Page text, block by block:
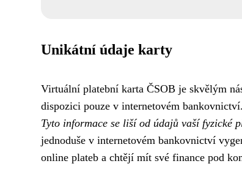
Unikátní údaje karty
Virtuální platební karta ČSOB je skvělým
dispozici pouze v internetovém bankovnictví.
Tyto informace se liší od údajů vaší fyzické
jednoduše v internetovém bankovnictví
online plateb a chtějí mít své finance pod